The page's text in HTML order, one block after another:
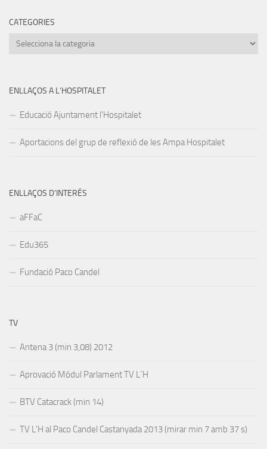
CATEGORIES
Categories
ENLLAÇOS A L’HOSPITALET
Educació Ajuntament l’Hospitalet
Aportacions del grup de reflexió de les Ampa Hospitalet
ENLLAÇOS D’INTERÉS
aFFaC
Edu365
Fundació Paco Candel
TV
Antena 3 (min 3,08) 2012
Aprovació Módul Parlament TV L´H
BTV Catacrack (min 14)
TV L’H al Paco Candel Castanyada 2013 (mirar min 7 amb 37 s)